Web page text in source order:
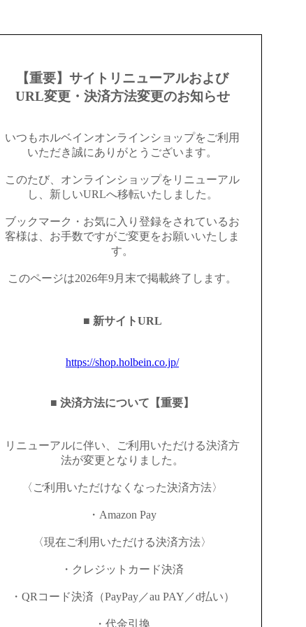
【重要】サイトリニューアルおよび
URL変更・決済方法変更のお知らせ
いつもホルベインオンラインショップをご利用
いただき誠にありがとうございます。
このたび、オンラインショップをリニューアル
し、新しいURLへ移転いたしました。
ブックマーク・お気に入り登録をされているお
客様は、お手数ですがご変更をお願いいたしま
す。
このページは2026年9月末で掲載終了します。
■ 新サイトURL
https://shop.holbein.co.jp/
■ 決済方法について【重要】
リニューアルに伴い、ご利用いただける決済方
法が変更となりました。
〈ご利用いただけなくなった決済方法〉
・Amazon Pay
〈現在ご利用いただける決済方法〉
・クレジットカード決済
・QRコード決済（PayPay／au PAY／d払い）
・代金引換